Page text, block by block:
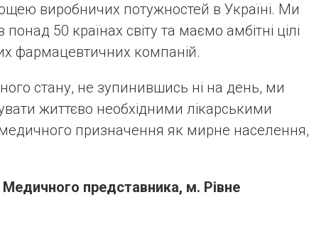
виробничих потужностей в Україні. Ми
50 країнах світу та маємо амбітні цілі
фармацевтичних компаній.
стану, не зупинившись ні на день, ми
життєво необхідними лікарськими
призначення як мирне населення,
Медичного представника, м. Рівне